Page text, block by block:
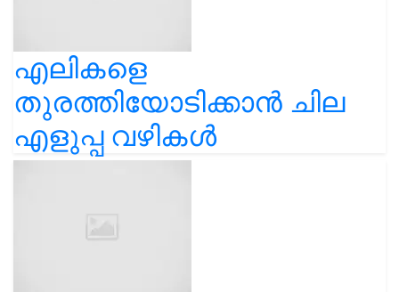
എലികളെ
തുരത്തിയോടിക്കാൻ ചില
എളുപ്പ വഴികൾ